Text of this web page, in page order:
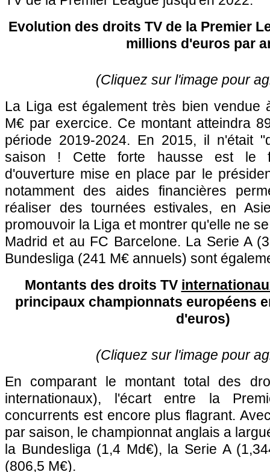
Evolution des droits TV de la Premier
millions d'euros par
(Cliquez sur l'image pour
La Liga est également très bien vendue
M€ par exercice. Ce montant atteindra
période 2019-2024. En 2015, il n'était
saison ! Cette forte hausse est le
d'ouverture mise en place par le
notamment des aides financières
réaliser des tournées estivales, en
promouvoir la Liga et montrer qu'elle ne
Madrid et au FC Barcelone. La Serie A
Bundesliga (241 M€ annuels) sont
Montants des droits TV
principaux championnats européens
d'euros)
(Cliquez sur l'image pour
En comparant le montant total des
internationaux), l'écart entre la
concurrents est encore plus flagrant.
par saison, le championnat anglais a
la Bundesliga (1,4 Md€), la Serie A
(806,5 M€).